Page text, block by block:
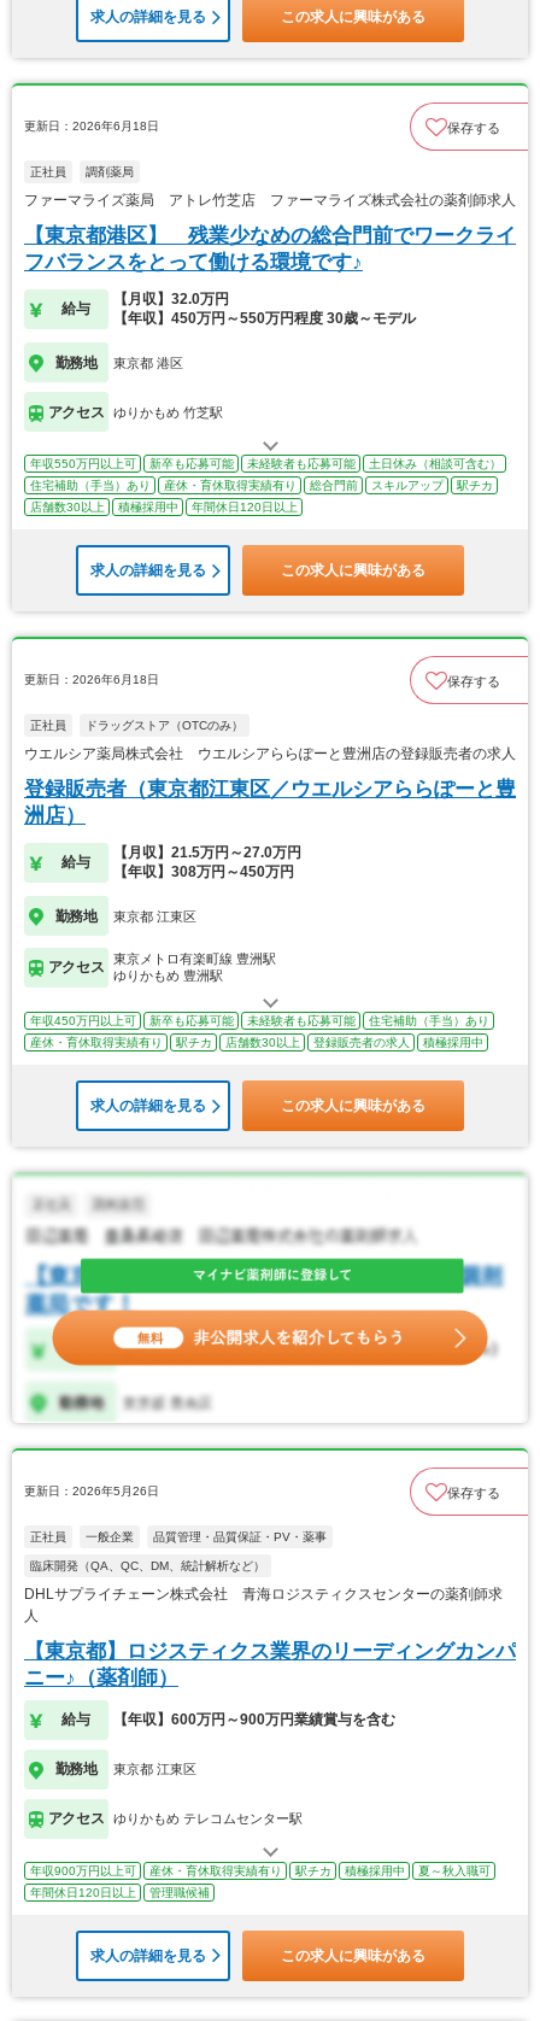
求人の詳細を見る この求人に興味がある
更新日：2026年6月18日 保存する
正社員 調剤薬局
ファーマライズ薬局 アトレ竹芝店 ファーマライズ株式会社の薬剤師求人
【東京都港区】 残業少なめの総合門前でワークライ
フバランスをとって働ける環境です♪
給与
【月収】32.0万円
【年収】450万円～550万円程度 30歳～モデル
勤務地 東京都 港区
アクセス ゆりかもめ 竹芝駅
年収550万円以上可 新卒も応募可能 未経験者も応募可能
土日休み（相談可含む）
住宅補助（手当）あり
産休・育休取得実績有り 総合門前 スキルアップ
駅チカ
店舗数30以上
積極採用中 年間休日120日以上
求人の詳細を見る この求人に興味がある
更新日：2026年6月18日 保存する
正社員 ドラッグストア（OTCのみ）
ウエルシア薬局株式会社 ウエルシアららぽーと豊洲店の登録販売者の求人
登録販売者（東京都江東区／ウエルシアららぽーと豊
洲店）
給与
【月収】21.5万円～27.0万円
【年収】308万円～450万円
勤務地 東京都 江東区
アクセス
東京メトロ有楽町線 豊洲駅
ゆりかもめ 豊洲駅
年収450万円以上可 新卒も応募可能 未経験者も応募可能
住宅補助（手当）あり
産休・育休取得実績有り
駅チカ 店舗数30以上 登録販売者の求人 積極採用中
求人の詳細を見る この求人に興味がある
更新日：2026年5月26日 保存する
正社員 一般企業 品質管理・品質保証・PV・薬事
臨床開発（QA、QC、DM、統計解析など）
DHLサプライチェーン株式会社 青海ロジスティクスセンターの薬剤師求
人
【東京都】ロジスティクス業界のリーディングカンパ
ニー♪（薬剤師）
給与 【年収】600万円～900万円業績賞与を含む
勤務地 東京都 江東区
アクセス ゆりかもめ テレコムセンター駅
年収900万円以上可 産休・育休取得実績有り 駅チカ 積極採用中
夏～秋入職可
年間休日120日以上
管理職候補
求人の詳細を見る この求人に興味がある